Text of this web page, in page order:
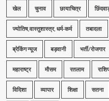
खेल चुनाव छायाचित्र
ज्योतिष,वास्तुशास्त्र, धर्म-कर्म तबादला
ब्रेकिंग न्यूज बड़वानी भर्ती/रोजगार
महाराष्ट्र मौसम रतलाम
विदिशा व्यापार शिक्षा सतना